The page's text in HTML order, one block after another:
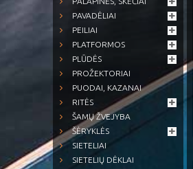
PAVADĖLIAI
PEILIAI
PLATFORMOS
PLŪDĖS
PROŽEKTORIAI
PUODAI, KAZANAI
RITĖS
ŠAMŲ ŽVEJYBA
ŠĖRYKLĖS
SIETELIAI
SIETELIŲ DĖKLAI